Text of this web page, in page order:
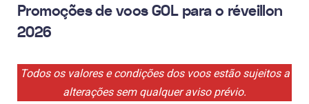
Promoções de voos GOL para o réveillon
2026
Todos os valores e condições dos voos estão sujeitos a
alterações sem qualquer aviso prévio.